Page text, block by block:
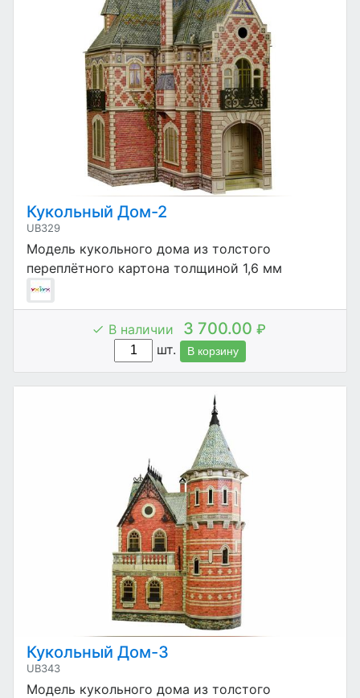
Кукольный Дом-2
UB329
Модель кукольного дома из толстого
переплётного картона толщиной 1,6 мм
В наличии 3 700.00 ₽
шт.
В корзину
Кукольный Дом-3
UB343
Модель кукольного дома из толстого